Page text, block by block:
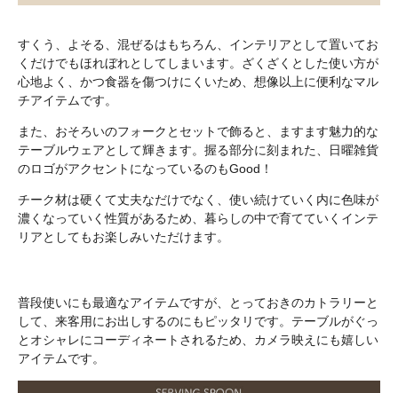
すくう、よそる、混ぜるはもちろん、インテリアとして置いてお
くだけでもほれぼれとしてしまいます。ざくざくとした使い方が
心地よく、かつ食器を傷つけにくいため、想像以上に便利なマル
チアイテムです。
また、おそろいのフォークとセットで飾ると、ますます魅力的な
テーブルウェアとして輝きます。握る部分に刻まれた、日曜雑貨
のロゴがアクセントになっているのもGood！
チーク材は硬くて丈夫なだけでなく、使い続けていく内に色味が
濃くなっていく性質があるため、暮らしの中で育てていくインテ
リアとしてもお楽しみいただけます。
普段使いにも最適なアイテムですが、とっておきのカトラリーと
して、来客用にお出しするのにもピッタリです。テーブルがぐっ
とオシャレにコーディネートされるため、カメラ映えにも嬉しい
アイテムです。